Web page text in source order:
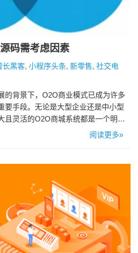
码需考虑因素
长黑客, 小程序头条, 新零售, 社交电
的背景下，O2O商业模式已成为许多
要手段。无论是大型企业还是中小型
且灵活的O2O商城系统都是一个明智
商城系统源码种类繁多，质量参差
功能全面性 首先，O2O商城系统的功
阅读更多»